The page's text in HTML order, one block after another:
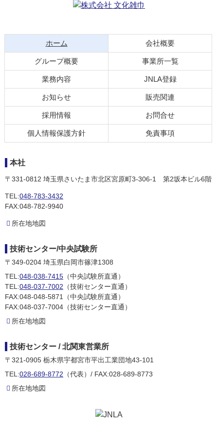
ン
文
戻
る
の
へ
ホーム 会社概要
グループ概要 事業所一覧
業務内容 JNLA登録
お知らせ 販売関連
採用情報 お問合せ
個人情報保護方針 免責事項
本社
〒331-0812 埼玉県さいたま市北区宮原町3-306-1 第2坂本ビル6階
TEL:048-783-3432
FAX:048-782-9940
所在地地図
技術センター/中央試験所
〒349-0204 埼玉県白岡市篠津1308
TEL:048-038-7415 （中央試験所直通）
TEL:048-037-7002 （技術センター直通）
FAX:048-048-5871（中央試験所直通）
FAX:048-037-7004（技術センター直通）
所在地地図
技術センター / 北関東営業所
〒321-0905 栃木県宇都宮市平出工業団地43-101
TEL:028-689-8772 （代表）/ FAX:028-689-8773
所在地地図